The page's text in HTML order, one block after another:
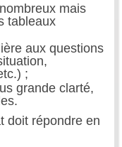
mais
tableaux
aux questions
;
grande clarté,
doit répondre en